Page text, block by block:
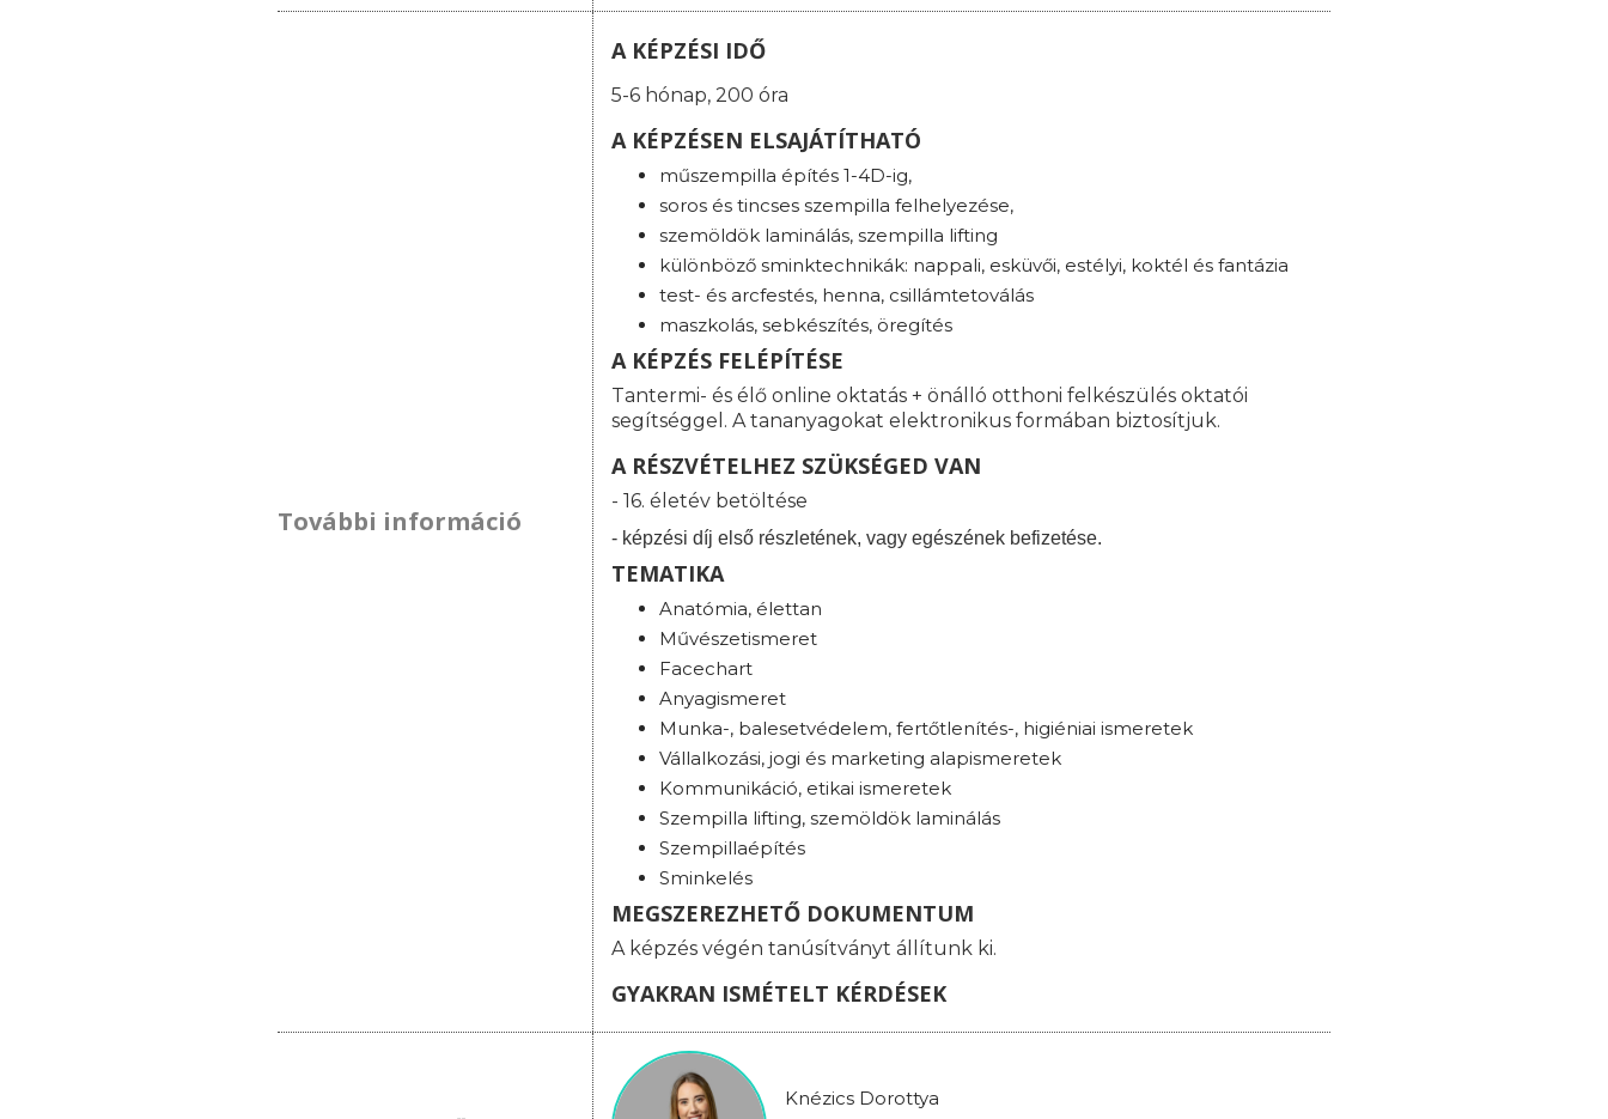
További információ
A KÉPZÉSI IDŐ
5-6 hónap, 200 óra
A KÉPZÉSEN ELSAJÁTÍTHATÓ
műszempilla építés 1-4D-ig,
soros és tincses szempilla felhelyezése,
szemöldök laminálás, szempilla lifting
különböző sminktechnikák: nappali, esküvői, estélyi, koktél és fantázia
test- és arcfestés, henna, csillámtetoválás
maszkolás, sebkészítés, öregítés
A KÉPZÉS FELÉPÍTÉSE
Tantermi- és élő online oktatás + önálló otthoni felkészülés oktatói
segítséggel. A tananyagokat elektronikus formában biztosítjuk.
A RÉSZVÉTELHEZ SZÜKSÉGED VAN
- 16. életév betöltése
- képzési díj első részletének, vagy egészének befizetése.
TEMATIKA
Anatómia, élettan
Művészetismeret
Facechart
Anyagismeret
Munka-, balesetvédelem, fertőtlenítés-, higiéniai ismeretek
Vállalkozási, jogi és marketing alapismeretek
Kommunikáció, etikai ismeretek
Szempilla lifting, szemöldök laminálás
Szempillaépítés
Sminkelés
MEGSZEREZHETŐ DOKUMENTUM
A képzés végén tanúsítványt állítunk ki.
GYAKRAN ISMÉTELT KÉRDÉSEK
Knézics Dorottya